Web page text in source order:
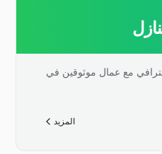
مع عمال موثوقين في
المزيد